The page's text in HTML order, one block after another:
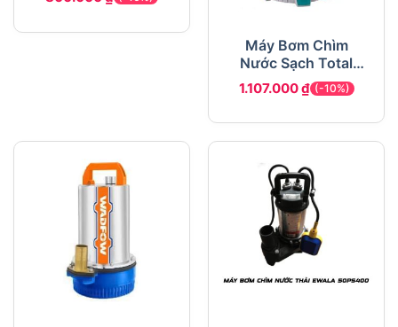
Máy Bơm Chìm
Nước Sạch Total
TWP64006
1.107.000₫ (-10%)